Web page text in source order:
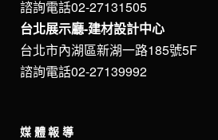
諮詢電話02-27131505
台北展示廳-建材設計中心
台北市內湖區新湖一路185號5F
諮詢電話02-27139992
媒體報導